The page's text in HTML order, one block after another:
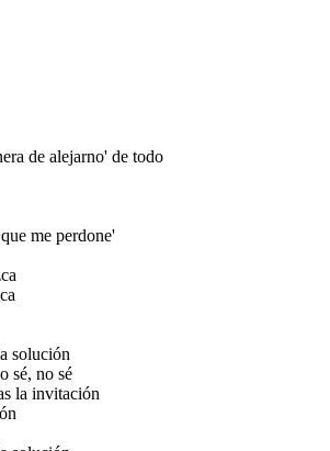
de alejarno' de todo
me perdone'
solución
sé, no sé
la invitación